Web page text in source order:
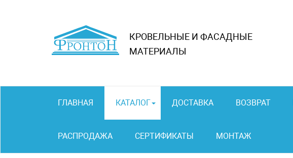
КРОВЕЛЬНЫЕ И ФАСАДНЫЕ
МАТЕРИАЛЫ
ГЛАВНАЯ КАТАЛОГ ДОСТАВКА ВОЗВРАТ
РАСПРОДАЖА СЕРТИФИКАТЫ МОНТАЖ